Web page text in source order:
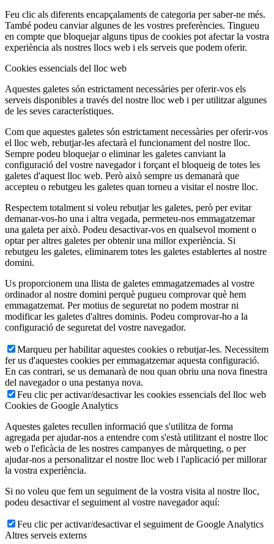
Feu clic als diferents encapçalaments de categoria per saber-ne més.
També podeu canviar algunes de les vostres preferències. Tingueu
en compte que bloquejar alguns tipus de cookies pot afectar la vostra
experiència als nostres llocs web i els serveis que podem oferir.
Cookies essencials del lloc web
Aquestes galetes són estrictament necessàries per oferir-vos els
serveis disponibles a través del nostre lloc web i per utilitzar algunes
de les seves característiques.
Com que aquestes galetes són estrictament necessàries per oferir-vos
el lloc web, rebutjar-les afectarà el funcionament del nostre lloc.
Sempre podeu bloquejar o eliminar les galetes canviant la
configuració del vostre navegador i forçant el bloqueig de totes les
galetes d'aquest lloc web. Però això sempre us demanarà que
accepteu o rebutgeu les galetes quan torneu a visitar el nostre lloc.
Respectem totalment si voleu rebutjar les galetes, però per evitar
demanar-vos-ho una i altra vegada, permeteu-nos emmagatzemar
una galeta per això. Podeu desactivar-vos en qualsevol moment o
optar per altres galetes per obtenir una millor experiència. Si
rebutgeu les galetes, eliminarem totes les galetes establertes al nostre
domini.
Us proporcionem una llista de galetes emmagatzemades al vostre
ordinador al nostre domini perquè pugueu comprovar què hem
emmagatzemat. Per motius de seguretat no podem mostrar ni
modificar les galetes d'altres dominis. Podeu comprovar-ho a la
configuració de seguretat del vostre navegador.
Marqueu per habilitar aquestes cookies o rebutjar-les. Necessitem
fer us d'aquestes cookies per emmagatzemar aquesta configuració.
En cas contrari, se us demanarà de nou quan obriu una nova finestra
del navegador o una pestanya nova.
Feu clic per activar/desactivar les cookies essencials del lloc web
Cookies de Google Analytics
Aquestes galetes recullen informació que s'utilitza de forma
agregada per ajudar-nos a entendre com s'està utilitzant el nostre lloc
web o l'eficàcia de les nostres campanyes de màrqueting, o per
ajudar-nos a personalitzar el nostre lloc web i l'aplicació per millorar
la vostra experiència.
Si no voleu que fem un seguiment de la vostra visita al nostre lloc,
podeu desactivar el seguiment al vostre navegador aquí:
Feu clic per activar/desactivar el seguiment de Google Analytics
Altres serveis externs